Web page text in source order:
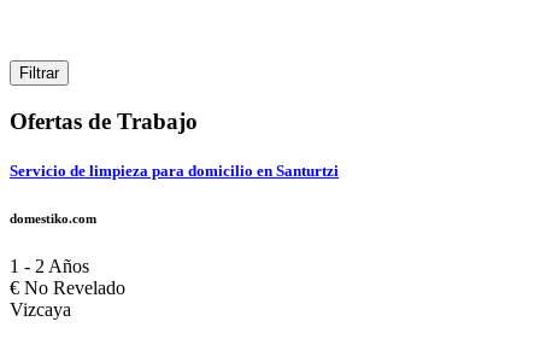
Ofertas de Trabajo
Servicio de limpieza para domicilio en Santurtzi
domestiko.com
1 - 2 Años
€ No Revelado
Vizcaya